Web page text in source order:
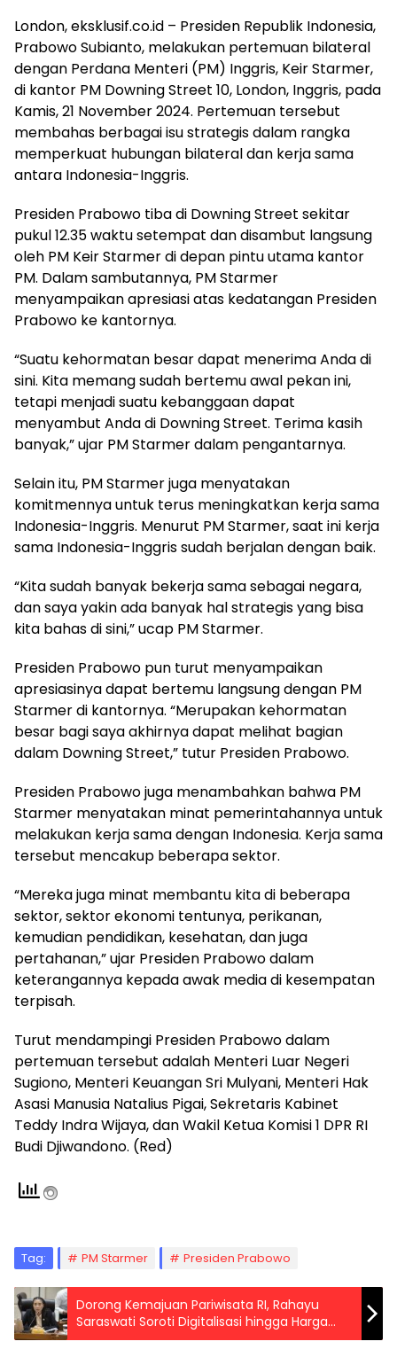
London, eksklusif.co.id – Presiden Republik Indonesia,
Prabowo Subianto, melakukan pertemuan bilateral
dengan Perdana Menteri (PM) Inggris, Keir Starmer,
di kantor PM Downing Street 10, London, Inggris, pada
Kamis, 21 November 2024. Pertemuan tersebut
membahas berbagai isu strategis dalam rangka
memperkuat hubungan bilateral dan kerja sama
antara Indonesia-Inggris.
Presiden Prabowo tiba di Downing Street sekitar
pukul 12.35 waktu setempat dan disambut langsung
oleh PM Keir Starmer di depan pintu utama kantor
PM. Dalam sambutannya, PM Starmer
menyampaikan apresiasi atas kedatangan Presiden
Prabowo ke kantornya.
“Suatu kehormatan besar dapat menerima Anda di
sini. Kita memang sudah bertemu awal pekan ini,
tetapi menjadi suatu kebanggaan dapat
menyambut Anda di Downing Street. Terima kasih
banyak,” ujar PM Starmer dalam pengantarnya.
Selain itu, PM Starmer juga menyatakan
komitmennya untuk terus meningkatkan kerja sama
Indonesia-Inggris. Menurut PM Starmer, saat ini kerja
sama Indonesia-Inggris sudah berjalan dengan baik.
“Kita sudah banyak bekerja sama sebagai negara,
dan saya yakin ada banyak hal strategis yang bisa
kita bahas di sini,” ucap PM Starmer.
Presiden Prabowo pun turut menyampaikan
apresiasinya dapat bertemu langsung dengan PM
Starmer di kantornya. “Merupakan kehormatan
besar bagi saya akhirnya dapat melihat bagian
dalam Downing Street,” tutur Presiden Prabowo.
Presiden Prabowo juga menambahkan bahwa PM
Starmer menyatakan minat pemerintahannya untuk
melakukan kerja sama dengan Indonesia. Kerja sama
tersebut mencakup beberapa sektor.
“Mereka juga minat membantu kita di beberapa
sektor, sektor ekonomi tentunya, perikanan,
kemudian pendidikan, kesehatan, dan juga
pertahanan,” ujar Presiden Prabowo dalam
keterangannya kepada awak media di kesempatan
terpisah.
Turut mendampingi Presiden Prabowo dalam
pertemuan tersebut adalah Menteri Luar Negeri
Sugiono, Menteri Keuangan Sri Mulyani, Menteri Hak
Asasi Manusia Natalius Pigai, Sekretaris Kabinet
Teddy Indra Wijaya, dan Wakil Ketua Komisi 1 DPR RI
Budi Djiwandono. (Red)
Tag: PM Starmer Presiden Prabowo
Dorong Kemajuan Pariwisata RI, Rahayu
Saraswati Soroti Digitalisasi hingga Harga
Transportasi ke Destinasi Wisata